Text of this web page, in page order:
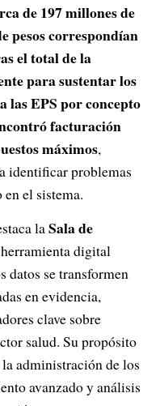
de 197 millones de
pesos correspondían
el total de la
para sustentar los
las EPS por concepto
facturación
máximos,
identificar problemas
el sistema.
laSala de
digital
datos se transformen
en evidencia,
clave sobre
salud. Su propósito
administración de los
avanzado y análisis